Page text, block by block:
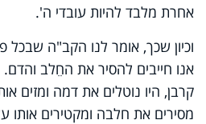
אחרת מלבד להיות עובדי ה'.
וכיון שכך, אומר לנו הקב"ה
אנו חייבים להסיר את החֵלב והדם.
קרבן, היו נוטלים את דמה ומזים
מסירים את חלבה ומקטירים אותו